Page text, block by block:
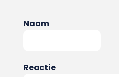
Naam
Reactie